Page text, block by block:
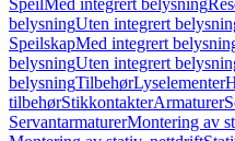
SpeilMed integrert belysning
belysningUten integrert
SpeilskapMed integrert
belysningUten integrert
belysningTilbehørLyselementer
tilbehørStikkontakterArmaturer
ServantarmaturerMontering av